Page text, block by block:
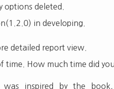
options deleted.
in developing.
detailed report view.
time. How much time did
was inspired by the